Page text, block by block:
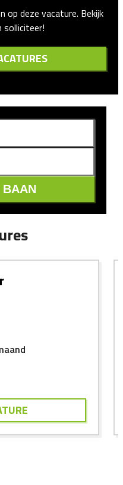
op deze vacature. Bekijk
solliciteer!
BAAN